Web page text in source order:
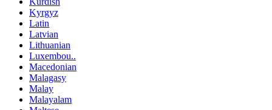
Kyrgyz
Latin
Latvian
Lithuanian
Luxembou..
Macedonian
Malagasy
Malay
Malayalam